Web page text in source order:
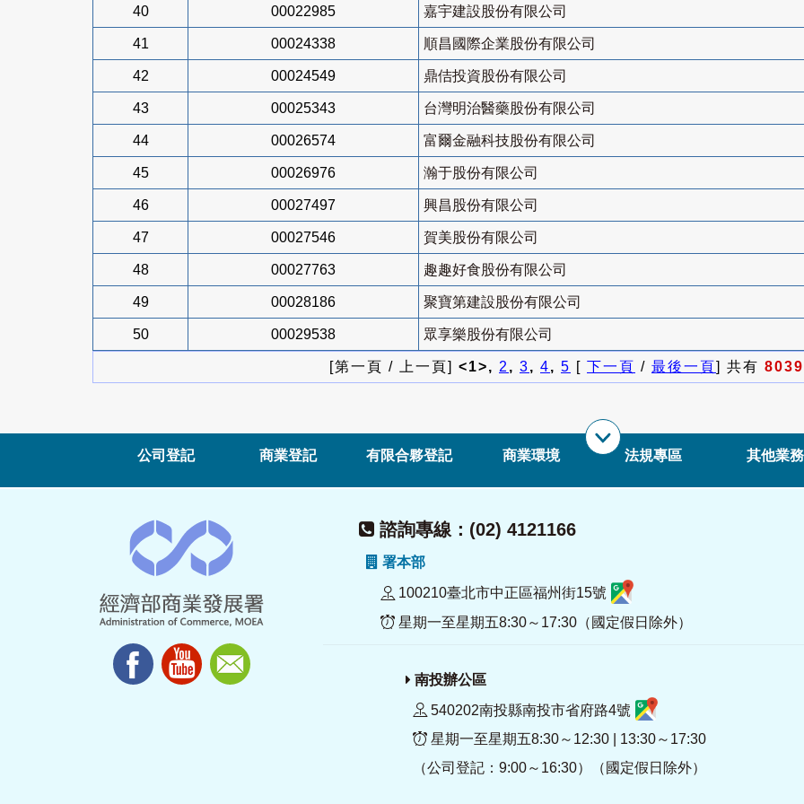
40 00022985 嘉宇建設股份有限公司
41 00024338 順昌國際企業股份有限公司
42 00024549 鼎佶投資股份有限公司
43 00025343 台灣明治醫藥股份有限公司
44 00026574 富爾金融科技股份有限公司
45 00026976 瀚于股份有限公司
46 00027497 興昌股份有限公司
47 00027546 賀美股份有限公司
48 00027763 趣趣好食股份有限公司
49 00028186 聚寶第建設股份有限公司
50 00029538 眾享樂股份有限公司
[第一頁 / 上一頁] <1>, 2, 3, 4, 5 [ 下一頁 / 最後一頁] 共有 8039
公司登記 商業登記 有限合夥登記 商業環境 法規專區 其他業務
諮詢專線：(02) 4121166
署本部
100210臺北市中正區福州街15號
星期一至星期五8:30～17:30（國定假日除外）
南投辦公區
540202南投縣南投市省府路4號
星期一至星期五8:30～12:30 | 13:30～17:30
（公司登記：9:00～16:30）（國定假日除外）